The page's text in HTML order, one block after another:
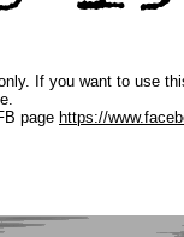
If you want to use
page https://